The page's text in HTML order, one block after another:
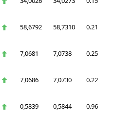
58,6792 58,7310 0.21
7,0681 7,0738 0.25
7,0686 7,0730 0.22
0,5839 0,5844 0.96